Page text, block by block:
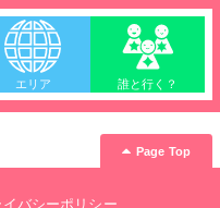
エリア 誰と行く？
Page Top
イバシーポリシー